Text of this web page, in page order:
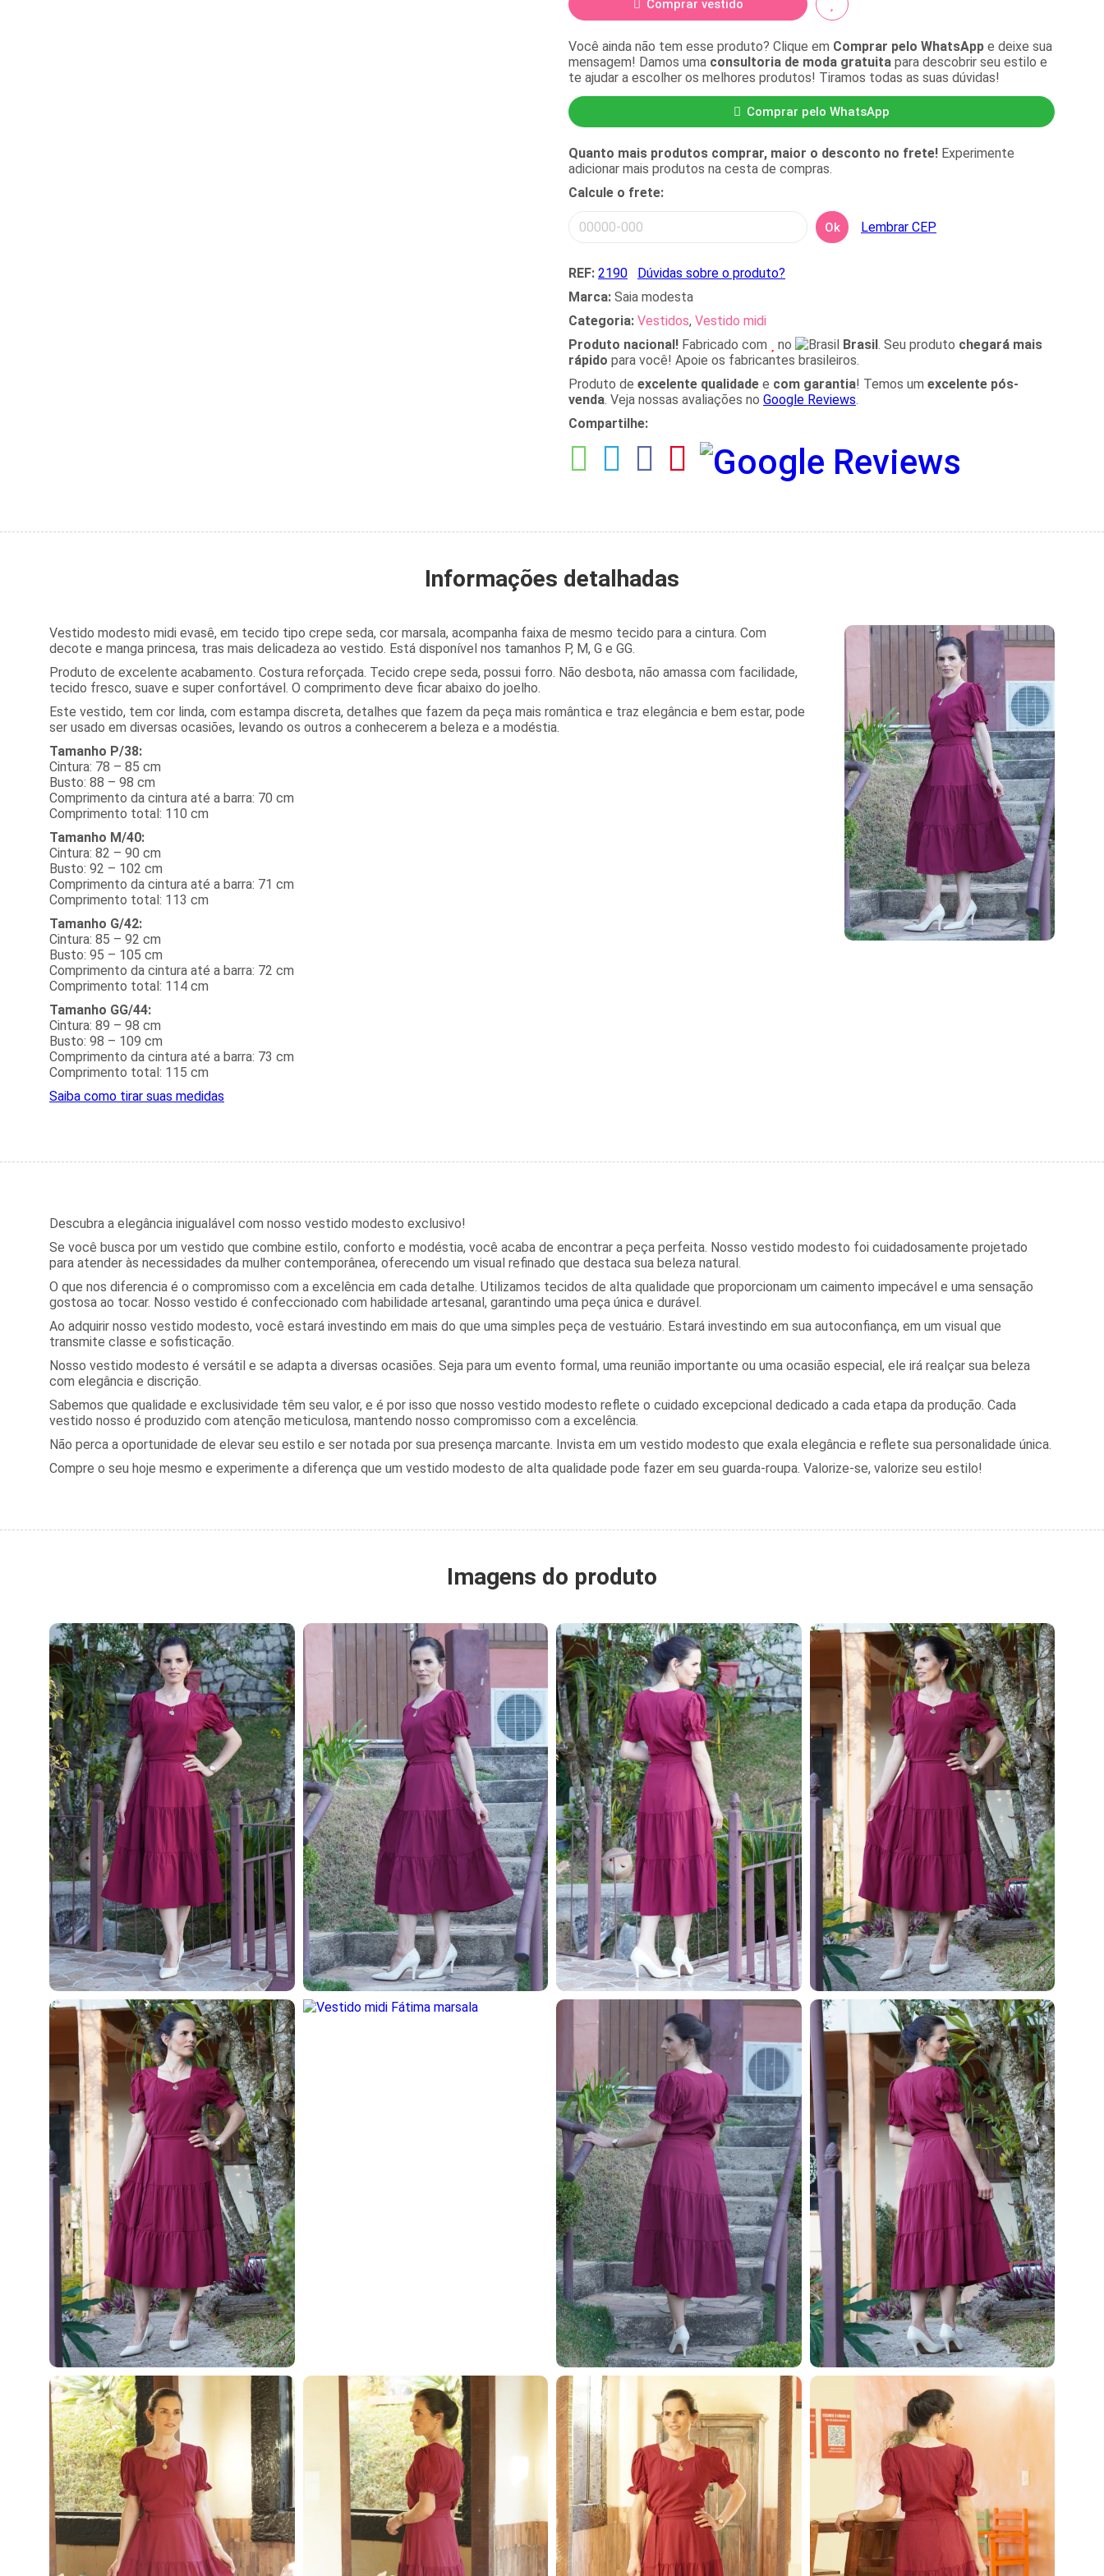
Comprar vestido
Você ainda não tem esse produto? Clique em Comprar pelo WhatsApp e deixe sua
mensagem! Damos uma consultoria de moda gratuita para descobrir seu estilo e
te ajudar a escolher os melhores produtos! Tiramos todas as suas dúvidas!
Comprar pelo WhatsApp
Quanto mais produtos comprar, maior o desconto no frete! Experimente
adicionar mais produtos na cesta de compras.
Calcule o frete:
Ok Lembrar CEP
REF: 2190
Dúvidas sobre o produto?
Marca: Saia modesta
Categoria: Vestidos, Vestido midi
Produto nacional! Fabricado com no Brasil. Seu produto chegará mais
rápido para você! Apoie os fabricantes brasileiros.
Produto de excelente qualidade e com garantia! Temos um excelente pós-
venda. Veja nossas avaliações no Google Reviews.
Compartilhe:
Informações detalhadas
Vestido modesto midi evasê, em tecido tipo crepe seda, cor marsala, acompanha faixa de mesmo tecido para a cintura. Com
decote e manga princesa, tras mais delicadeza ao vestido. Está disponível nos tamanhos P, M, G e GG.
Produto de excelente acabamento. Costura reforçada. Tecido crepe seda, possui forro. Não desbota, não amassa com facilidade,
tecido fresco, suave e super confortável. O comprimento deve ficar abaixo do joelho.
Este vestido, tem cor linda, com estampa discreta, detalhes que fazem da peça mais romântica e traz elegância e bem estar, pode
ser usado em diversas ocasiões, levando os outros a conhecerem a beleza e a modéstia.
Tamanho P/38:
Cintura: 78 – 85 cm
Busto: 88 – 98 cm
Comprimento da cintura até a barra: 70 cm
Comprimento total: 110 cm
Tamanho M/40:
Cintura: 82 – 90 cm
Busto: 92 – 102 cm
Comprimento da cintura até a barra: 71 cm
Comprimento total: 113 cm
Tamanho G/42:
Cintura: 85 – 92 cm
Busto: 95 – 105 cm
Comprimento da cintura até a barra: 72 cm
Comprimento total: 114 cm
Tamanho GG/44:
Cintura: 89 – 98 cm
Busto: 98 – 109 cm
Comprimento da cintura até a barra: 73 cm
Comprimento total: 115 cm
Saiba como tirar suas medidas
Descubra a elegância inigualável com nosso vestido modesto exclusivo!
Se você busca por um vestido que combine estilo, conforto e modéstia, você acaba de encontrar a peça perfeita. Nosso vestido modesto foi cuidadosamente projetado
para atender às necessidades da mulher contemporânea, oferecendo um visual refinado que destaca sua beleza natural.
O que nos diferencia é o compromisso com a excelência em cada detalhe. Utilizamos tecidos de alta qualidade que proporcionam um caimento impecável e uma sensação
gostosa ao tocar. Nosso vestido é confeccionado com habilidade artesanal, garantindo uma peça única e durável.
Ao adquirir nosso vestido modesto, você estará investindo em mais do que uma simples peça de vestuário. Estará investindo em sua autoconfiança, em um visual que
transmite classe e sofisticação.
Nosso vestido modesto é versátil e se adapta a diversas ocasiões. Seja para um evento formal, uma reunião importante ou uma ocasião especial, ele irá realçar sua beleza
com elegância e discrição.
Sabemos que qualidade e exclusividade têm seu valor, e é por isso que nosso vestido modesto reflete o cuidado excepcional dedicado a cada etapa da produção. Cada
vestido nosso é produzido com atenção meticulosa, mantendo nosso compromisso com a excelência.
Não perca a oportunidade de elevar seu estilo e ser notada por sua presença marcante. Invista em um vestido modesto que exala elegância e reflete sua personalidade única.
Compre o seu hoje mesmo e experimente a diferença que um vestido modesto de alta qualidade pode fazer em seu guarda-roupa. Valorize-se, valorize seu estilo!
Imagens do produto